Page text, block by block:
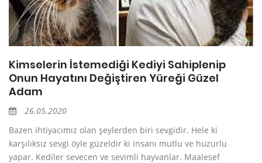
Kimselerin İstemediği Kediyi Sahiplenip
Onun Hayatını Değiştiren Yüreği Güzel
Adam
26.05.2020
Bazen ihtiyacımız olan şeylerden biri sevgidir. Hele ki
karşılıksız sevgi öyle güzeldir ki insanı mutlu ve huzurlu
yapar. Kediler sevecen ve sevimli hayvanlar. Maalesef